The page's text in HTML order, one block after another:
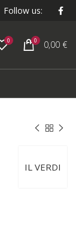
Follow us:
0 0 0,00 €
IL VERDI